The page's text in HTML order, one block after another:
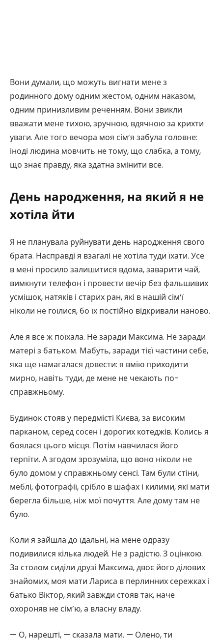
Вони думали, що можуть вигнати мене з
родинного дому одним жестом, одним наказом,
одним принизливим реченням. Вони звикли
вважати мене тихою, зручною, вдячною за крихти
уваги. Але того вечора моя сім’я забула головне:
іноді людина мовчить не тому, що слабка, а тому,
що знає правду, яка здатна змінити все.
День народження, на який я не
хотіла йти
Я не планувала руйнувати день народження свого
брата. Насправді я взагалі не хотіла туди їхати. Усе
в мені просило залишитися вдома, заварити чай,
вимкнути телефон і провести вечір без фальшивих
усмішок, натяків і старих ран, які в нашій сім’ї
ніколи не гоїлися, бо їх постійно відкривали наново.
Але я все ж поїхала. Не заради Максима. Не заради
матері з батьком. Мабуть, заради тієї частини себе,
яка ще намагалася довести: я вмію приходити
мирно, навіть туди, де мене не чекають по-
справжньому.
Будинок стояв у передмісті Києва, за високим
парканом, серед сосен і дорогих котеджів. Колись я
боялася цього місця. Потім навчилася його
терпіти. А згодом зрозуміла, що воно ніколи не
було домом у справжньому сенсі. Там були стіни,
меблі, фотографії, срібло в шафах і килими, які мати
берегла більше, ніж мої почуття. Але дому там не
було.
Коли я зайшла до їдальні, на мене одразу
подивилися кілька людей. Не з радістю. З оцінкою.
За столом сиділи друзі Максима, двоє його ділових
знайомих, моя мати Лариса в перлинних сережках і
батько Віктор, який завжди стояв так, наче
охороняв не сім’ю, а власну владу.
— О, нарешті, — сказала мати. — Олено, ти